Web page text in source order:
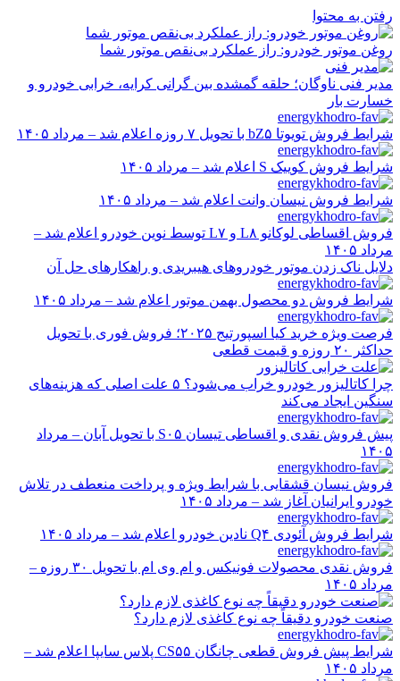
رفتن به محتوا
روغن موتور خودرو: راز عملکرد بی‌نقص موتور شما
مدیر فنی ناوگان؛ حلقه گمشده بین گرانی کرایه، خرابی خودرو و
خسارت بار
شرایط فروش تویوتا bZ۵ با تحویل ۷ روزه اعلام شد – مرداد ۱۴۰۵
شرایط فروش کوییک S اعلام شد – مرداد ۱۴۰۵
شرایط فروش نیسان وانت اعلام شد – مرداد ۱۴۰۵
فروش اقساطی لوکانو L۸ و L۷ توسط نوین خودرو اعلام شد –
مرداد ۱۴۰۵
دلایل ناک زدن موتور خودروهای هیبریدی و راهکارهای حل آن
شرایط فروش دو محصول بهمن موتور اعلام شد – مرداد ۱۴۰۵
فرصت ویژه خرید کیا اسپورتیج ۲۰۲۵؛ فروش فوری با تحویل
حداکثر ۲۰ روزه و قیمت قطعی
چرا کاتالیزور خودرو خراب می‌شود؟ ۵ علت اصلی که هزینه‌های
سنگین ایجاد می‌کند
پیش فروش نقدی و اقساطی تیسان S۰۵ با تحویل آبان – مرداد
۱۴۰۵
فروش نیسان قشقایی با شرایط ویژه و پرداخت منعطف در تلاش
خودرو ایرانیان آغاز شد – مرداد ۱۴۰۵
شرایط فروش آئودی Q۴ نادین خودرو اعلام شد – مرداد ۱۴۰۵
فروش نقدی محصولات فونیکس و ام وی ام با تحویل ۳۰ روزه –
مرداد ۱۴۰۵
صنعت خودرو دقیقاً چه نوع کاغذی لازم دارد؟
شرایط پیش فروش قطعی چانگان CS۵۵ پلاس سایپا اعلام شد –
مرداد ۱۴۰۵